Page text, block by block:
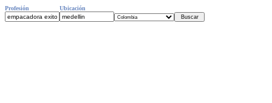
Profesión Ubicación